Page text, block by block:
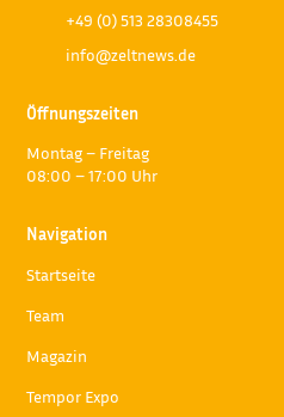
+49 (0) 513 28308455
info@zeltnews.de
Öffnungszeiten
Montag – Freitag
08:00 – 17:00 Uhr
Navigation
Startseite
Team
Magazin
Tempor Expo